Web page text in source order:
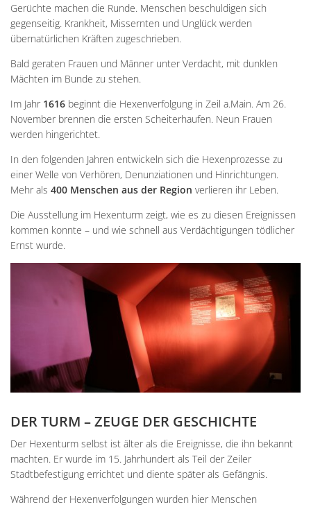
Gerüchte machen die Runde. Menschen beschuldigen sich
gegenseitig. Krankheit, Missernten und Unglück werden
übernatürlichen Kräften zugeschrieben.
Bald geraten Frauen und Männer unter Verdacht, mit dunklen
Mächten im Bunde zu stehen.
Im Jahr 1616 beginnt die Hexenverfolgung in Zeil a.Main. Am 26.
November brennen die ersten Scheiterhaufen. Neun Frauen
werden hingerichtet.
In den folgenden Jahren entwickeln sich die Hexenprozesse zu
einer Welle von Verhören, Denunziationen und Hinrichtungen.
Mehr als 400 Menschen aus der Region verlieren ihr Leben.
Die Ausstellung im Hexenturm zeigt, wie es zu diesen Ereignissen
kommen konnte – und wie schnell aus Verdächtigungen tödlicher
Ernst wurde.
DER TURM – ZEUGE DER GESCHICHTE
Der Hexenturm selbst ist älter als die Ereignisse, die ihn bekannt
machten. Er wurde im 15. Jahrhundert als Teil der Zeiler
Stadtbefestigung errichtet und diente später als Gefängnis.
Während der Hexenverfolgungen wurden hier Menschen